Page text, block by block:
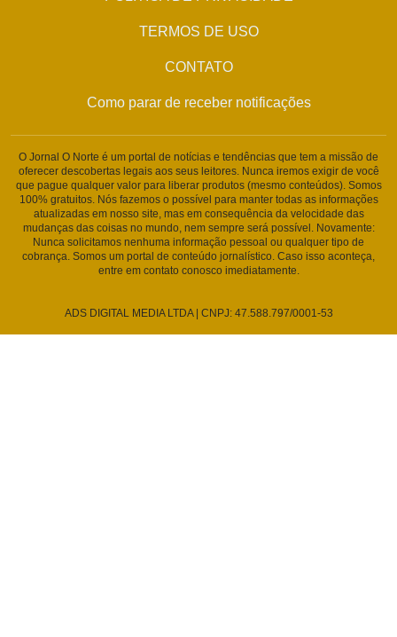
TERMOS DE USO
CONTATO
Como parar de receber notificações
O Jornal O Norte é um portal de notícias e tendências que tem a missão de
oferecer descobertas legais aos seus leitores. Nunca iremos exigir de você
que pague qualquer valor para liberar produtos (mesmo conteúdos). Somos
100% gratuitos. Nós fazemos o possível para manter todas as informações
atualizadas em nosso site, mas em consequência da velocidade das
mudanças das coisas no mundo, nem sempre será possível. Novamente:
Nunca solicitamos nenhuma informação pessoal ou qualquer tipo de
cobrança. Somos um portal de conteúdo jornalístico. Caso isso aconteça,
entre em contato conosco imediatamente.
ADS DIGITAL MEDIA LTDA | CNPJ: 47.588.797/0001-53